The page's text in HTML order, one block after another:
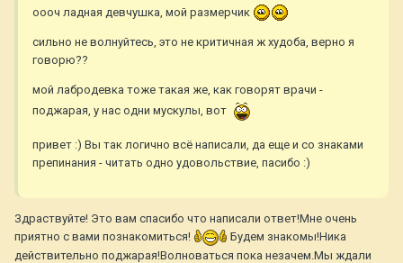
оооч ладная девчушка, мой размерчик
сильно не волнуйтесь, это не критичная ж худоба, верно я
говорю??
мой лабродевка тоже такая же, как говорят врачи -
поджарая, у нас одни мускулы, вот
привет :) Вы так логично всё написали, да еще и со знаками
препинания - читать одно удовольствие, пасибо :)
Здраствуйте! Это вам спасибо что написали ответ!Мне очень
приятно с вами познакомиться!
Будем знакомы!Ника
действительно поджарая!Волноваться пока незачем.Мы ждали